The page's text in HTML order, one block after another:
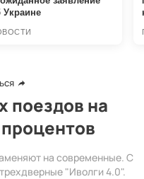
поездов на
на современные. С
"Иволги 4.0".